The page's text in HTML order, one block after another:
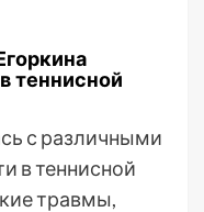
теннисной
с различными
в теннисной
травмы,